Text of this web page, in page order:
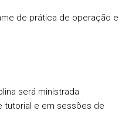
de prática de operação e
será ministrada
tutorial e em sessões de